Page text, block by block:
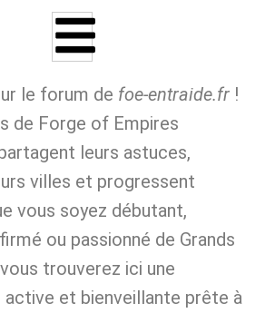
le forum de foe‑entraide.fr!
de Forge of Empires
leurs astuces,
villes et progressent
vous soyez débutant,
ou passionné de Grands
trouverez ici une
active et bienveillante prête à